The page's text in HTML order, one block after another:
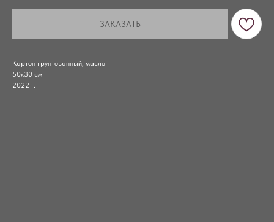
ЗАКАЗАТЬ
Картон грунтованный, масло
50х30 см
2022 г.